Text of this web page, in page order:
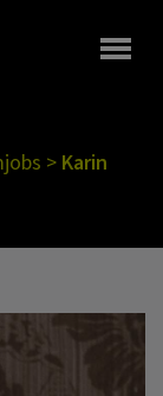
> Karin